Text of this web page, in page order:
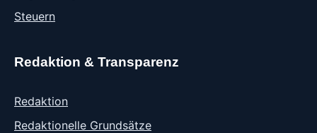
Steuern
Redaktion & Transparenz
Redaktion
Redaktionelle Grundsätze